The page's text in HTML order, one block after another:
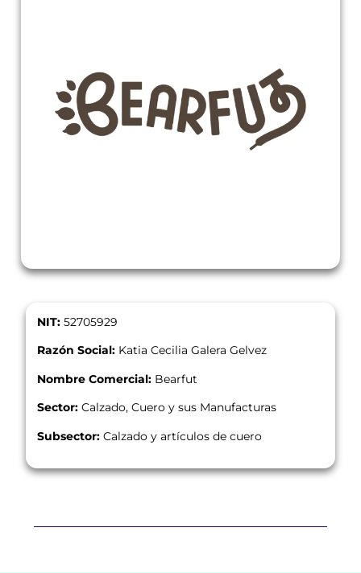
NIT:52705929
Razón Social: Katia Cecilia Galera Gelvez
Nombre Comercial: Bearfut
Sector:Calzado, Cuero y sus Manufacturas
Subsector:Calzado y artículos de cuero